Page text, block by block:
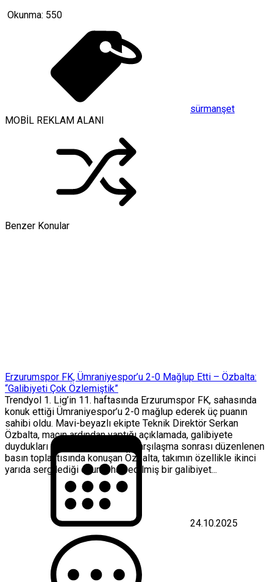
Okunma: 550
sürmanşet
MOBİL REKLAM ALANI
Benzer Konular
Erzurumspor FK, Ümraniyespor’u 2-0 Mağlup Etti – Özbalta:
“Galibiyeti Çok Özlemiştik”
Trendyol 1. Lig’in 11. haftasında Erzurumspor FK, sahasında
konuk ettiği Ümraniyespor’u 2-0 mağlup ederek üç puanın
sahibi oldu. Mavi-beyazlı ekipte Teknik Direktör Serkan
Özbalta, maçın ardından yaptığı açıklamada, galibiyete
duydukları özlemi dile getirdi. Karşılaşma sonrası düzenlenen
basın toplantısında konuşan Özbalta, takımın özellikle ikinci
yarıda sergilediği oyunla hak edilmiş bir galibiyet...
24.10.2025